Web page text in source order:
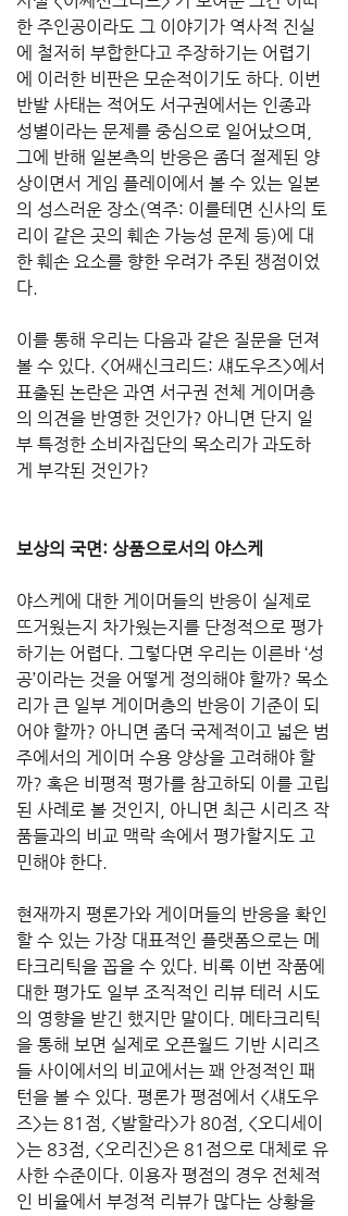
한 주인공이라도 그 이야기가 역사적 진실
에 철저히 부합한다고 주장하기는 어렵기
에 이러한 비판은 모순적이기도 하다. 이번
반발 사태는 적어도 서구권에서는 인종과
성별이라는 문제를 중심으로 일어났으며,
그에 반해 일본측의 반응은 좀더 절제된 양
상이면서 게임 플레이에서 볼 수 있는 일본
의 성스러운 장소(역주: 이를테면 신사의 토
리이 같은 곳의 훼손 가능성 문제 등)에 대
한 훼손 요소를 향한 우려가 주된 쟁점이었
다.
이를 통해 우리는 다음과 같은 질문을 던져
볼 수 있다. <어쌔신크리드: 섀도우즈>에서
표출된 논란은 과연 서구권 전체 게이머층
의 의견을 반영한 것인가? 아니면 단지 일
부 특정한 소비자집단의 목소리가 과도하
게 부각된 것인가?
보상의 국면: 상품으로서의 야스케
야스케에 대한 게이머들의 반응이 실제로
뜨거웠는지 차가웠는지를 단정적으로 평가
하기는 어렵다. 그렇다면 우리는 이른바 ‘성
공’이라는 것을 어떻게 정의해야 할까? 목소
리가 큰 일부 게이머층의 반응이 기준이 되
어야 할까? 아니면 좀더 국제적이고 넓은 범
주에서의 게이머 수용 양상을 고려해야 할
까? 혹은 비평적 평가를 참고하되 이를 고립
된 사례로 볼 것인지, 아니면 최근 시리즈 작
품들과의 비교 맥락 속에서 평가할지도 고
민해야 한다.
현재까지 평론가와 게이머들의 반응을 확인
할 수 있는 가장 대표적인 플랫폼으로는 메
타크리틱을 꼽을 수 있다. 비록 이번 작품에
대한 평가도 일부 조직적인 리뷰 테러 시도
의 영향을 받긴 했지만 말이다. 메타크리틱
을 통해 보면 실제로 오픈월드 기반 시리즈
들 사이에서의 비교에서는 꽤 안정적인 패
턴을 볼 수 있다. 평론가 평점에서 <섀도우
즈>는 81점, <발할라>가 80점, <오디세이
>는 83점, <오리진>은 81점으로 대체로 유
사한 수준이다. 이용자 평점의 경우 전체적
인 비율에서 부정적 리뷰가 많다는 상황을